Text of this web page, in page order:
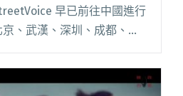
早已前往中國進行
京、武漢、深圳、成都、西
，挑選出當地最令人驚豔
中國，有哪些值得推薦的
報新歌：好音樂無國界 六